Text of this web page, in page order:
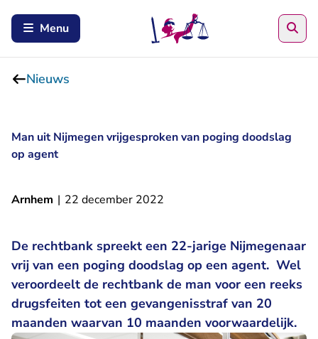
Menu
Nieuws
Man uit Nijmegen vrijgesproken van poging doodslag
op agent
Arnhem | 22 december 2022
De rechtbank spreekt een 22-jarige Nijmegenaar
vrij van een poging doodslag op een agent. Wel
veroordeelt de rechtbank de man voor een reeks
drugsfeiten tot een gevangenisstraf van 20
maanden waarvan 10 maanden voorwaardelijk.